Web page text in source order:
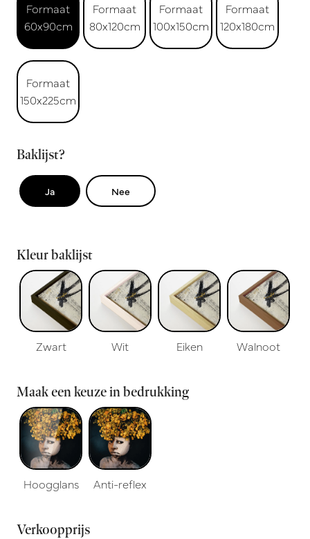
Formaat
60x90cm
Formaat
80x120cm
Formaat
100x150cm
Formaat
120x180cm
Formaat
150x225cm
Baklijst?
Ja Nee
Kleur baklijst
Zwart Wit Eiken Walnoot
Maak een keuze in bedrukking
Hoogglans Anti-reflex
Verkoopprijs